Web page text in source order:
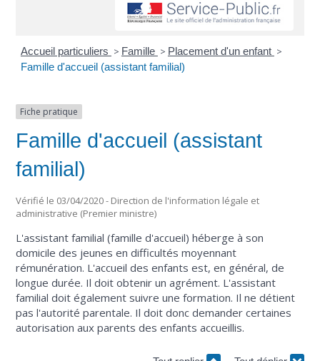
Accueil particuliers > Famille > Placement d'un enfant >
Famille d'accueil (assistant familial)
Fiche pratique
Famille d'accueil (assistant
familial)
Vérifié le 03/04/2020 - Direction de l'information légale et
administrative (Premier ministre)
L'assistant familial (famille d'accueil) héberge à son
domicile des jeunes en difficultés moyennant
rémunération. L'accueil des enfants est, en général, de
longue durée. Il doit obtenir un agrément. L'assistant
familial doit également suivre une formation. Il ne détient
pas l'autorité parentale. Il doit donc demander certaines
autorisation aux parents des enfants accueillis.